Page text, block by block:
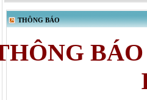
THÔNG BÁO